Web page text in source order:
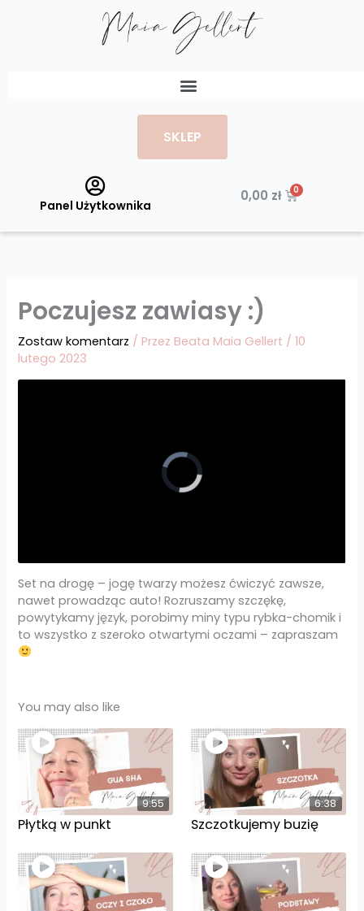
SKLEP
Panel Użytkownika
0,00 zł Wózek
Poczujesz zawiasy :)
Zostaw komentarz / Przez Beata Maia Gellert /10
lutego 2023
Set na drogę – jogę twarzy możesz ćwiczyć zawsze,
nawet prowadząc auto! Rozruszamy szczękę,
powytykamy język, porobimy miny typu rybka-chomik i
to wszystko z szeroko otwartymi oczami – zapraszam
You may also like
9:55
Płytką w punkt
6:38
Szczotkujemy buzię